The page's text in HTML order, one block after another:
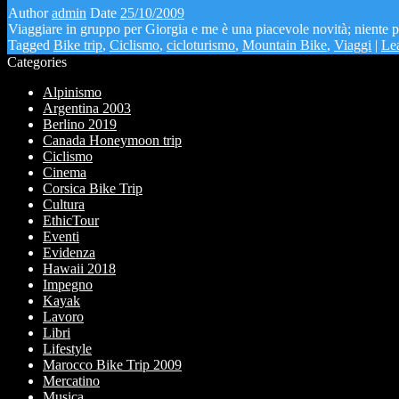
Authoradmin Date 25/10/2009
Viaggiare in gruppo per Giorgia e me è una piacevole novità; niente
Tagged Bike trip, Ciclismo, cicloturismo, Mountain Bike, Viaggi |
Categories
Alpinismo
Argentina 2003
Berlino 2019
Canada Honeymoon trip
Ciclismo
Cinema
Corsica Bike Trip
Cultura
EthicTour
Eventi
Evidenza
Hawaii 2018
Impegno
Kayak
Lavoro
Libri
Lifestyle
Marocco Bike Trip 2009
Mercatino